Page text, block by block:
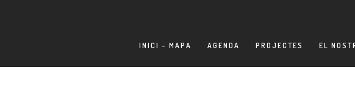
INICI – MAPA AGENDA PROJECTES EL